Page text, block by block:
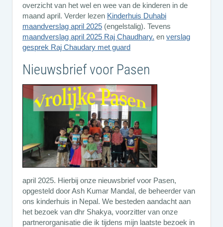
overzicht van het wel en wee van de kinderen in de
maand april. Verder lezen Kinderhuis Duhabi
maandverslag april 2025 (engelstalig). Tevens
maandverslag april 2025 Raj Chaudhary. en verslag
gesprek Raj Chaudary met guard
Nieuwsbrief voor Pasen
april 2025. Hierbij onze nieuwsbrief voor Pasen,
opgesteld door Ash Kumar Mandal, de beheerder van
ons kinderhuis in Nepal. We besteden aandacht aan
het bezoek van dhr Shakya, voorzitter van onze
partnerorganisatie die ik tijdens mijn laatste bezoek in